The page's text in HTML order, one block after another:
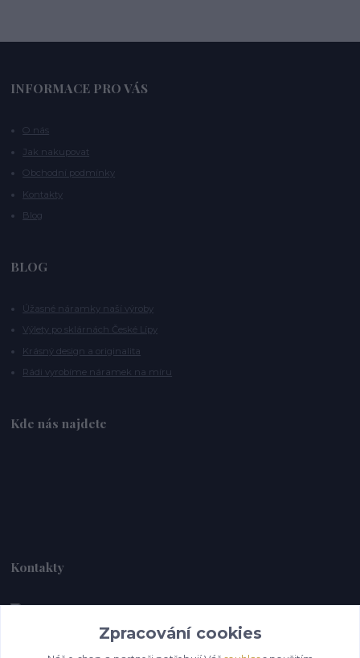
INFORMACE PRO VÁS
O nás
Jak nakupovat
Obchodní podmínky
Kontakty
Blog
BLOG
Úžasné náramky naší výroby
Výlety po sklárnách České Lípy
Krásný design a originalita
Rádi vyrobíme náramek na míru
Kde nás najdete
Kontakty
Alebrije@alebrije.cz
Zpracování cookies